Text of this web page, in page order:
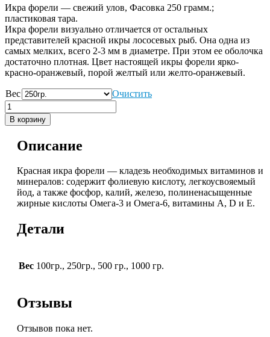
Икра форели — свежий улов, Фасовка 250 грамм.;
пластиковая тара.
Икра форели визуально отличается от остальных
представителей красной икры лососевых рыб. Она одна из
самых мелких, всего 2-3 мм в диаметре. При этом ее оболочка
достаточно плотная. Цвет настоящей икры форели ярко-
красно-оранжевый, порой желтый или желто-оранжевый.
Вес Очистить
В корзину
Описание
Красная икра форели — кладезь необходимых витаминов и
минералов: содержит фолиевую кислоту, легкоусвояемый
йод, а также фосфор, калий, железо, полиненасыщенные
жирные кислоты Омега-3 и Омега-6, витамины А, D и Е.
Детали
Вес 100гр., 250гр., 500 гр., 1000 гр.
Отзывы
Отзывов пока нет.